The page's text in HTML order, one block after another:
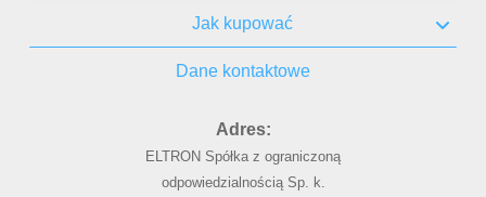
Jak kupować
Dane kontaktowe
Adres:
ELTRON Spółka z ograniczoną
odpowiedzialnością Sp. k.